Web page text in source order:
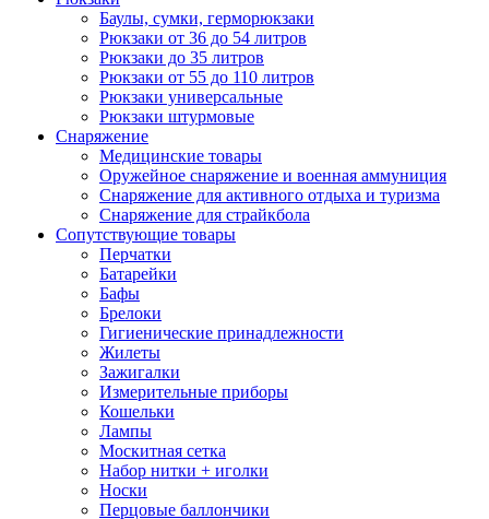
Баулы, сумки, герморюкзаки
Рюкзаки от 36 до 54 литров
Рюкзаки до 35 литров
Рюкзаки от 55 до 110 литров
Рюкзаки универсальные
Рюкзаки штурмовые
Снаряжение
Медицинские товары
Оружейное снаряжение и военная аммуниция
Снаряжение для активного отдыха и туризма
Снаряжение для страйкбола
Сопутствующие товары
Перчатки
Батарейки
Бафы
Брелоки
Гигиенические принадлежности
Жилеты
Зажигалки
Измерительные приборы
Кошельки
Лампы
Москитная сетка
Набор нитки + иголки
Носки
Перцовые баллончики